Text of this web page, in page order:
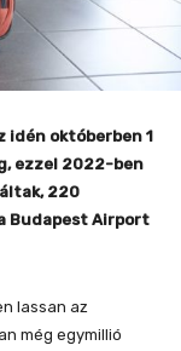
idén októberben 1
ezzel 2022-ben
220
Budapest Airport
lassan az
még egymillió